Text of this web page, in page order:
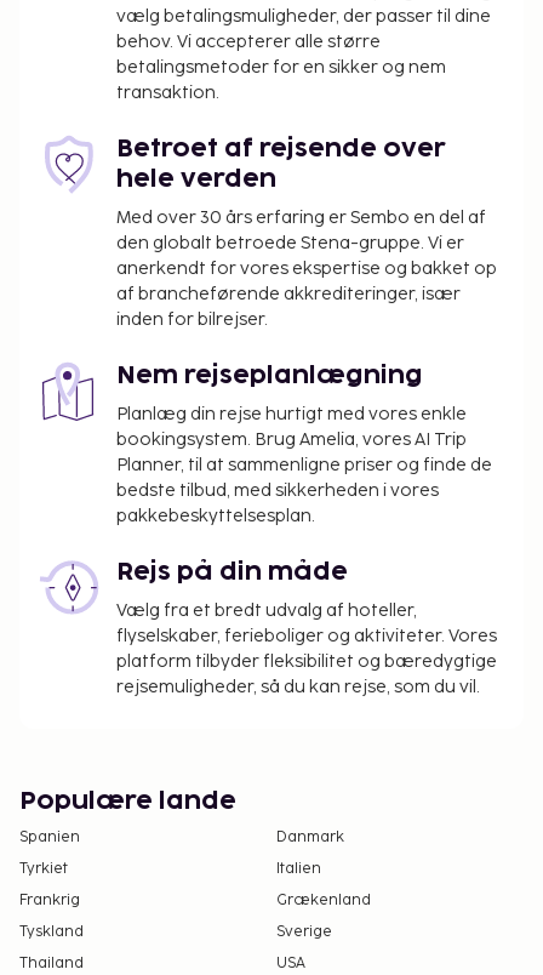
at nyde et måltid på restauranten. Gratis
morgenmadsbuffet serveres dagligt fra kl. 08.00 til
Forældre eller værger, der rejser med et barn
under 18 år, skal fremvise barnets fødselsattest
eller billed-ID (f.eks. pas) ved indtjekning. Ved
internationale rejser til Brasilien, hvor barnet
kun rejser med en forælder eller værge, skal
den pågældende forælder eller værge – ud
over barnets fødselsattest og billed-ID - også
fremvise et samtykke, der er bekræftet
tilfælde af at den pågældende forælder eller
værge ikke kan/vil give dette samtykke, er en
retslig bemyndigelse påkrævet. Personer, der
planlægger at rejse til Brasilien med børn, skal
kontakte det brasilianske konsulat forud for
rejsen for at få yderligere oplysninger.
vælg betalingsmuligheder, der passer til dine
behov. Vi accepterer alle større
betalingsmetoder for en sikker og nem
transaktion.
Betroet af rejsende over
hele verden
Med over 30 års erfaring er Sembo en del af
den globalt betroede Stena-gruppe. Vi er
anerkendt for vores ekspertise og bakket op
af brancheførende akkrediteringer, især
inden for bilrejser.
Nem rejseplanlægning
Planlæg din rejse hurtigt med vores enkle
bookingsystem. Brug Amelia, vores AI Trip
Planner, til at sammenligne priser og finde de
bedste tilbud, med sikkerheden i vores
pakkebeskyttelsesplan.
Rejs på din måde
Vælg fra et bredt udvalg af hoteller,
flyselskaber, ferieboliger og aktiviteter. Vores
platform tilbyder fleksibilitet og bæredygtige
rejsemuligheder, så du kan rejse, som du vil.
Populære lande
Spanien
Danmark
Tyrkiet
Italien
Frankrig
Grækenland
Tyskland
Sverige
Thailand
USA